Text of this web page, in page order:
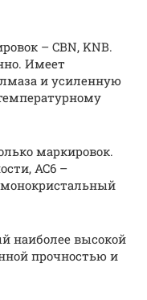
– CBN, KNB.
Имеет
и усиленную
маркировок.
AC6 –
наиболее высокой
прочностью и